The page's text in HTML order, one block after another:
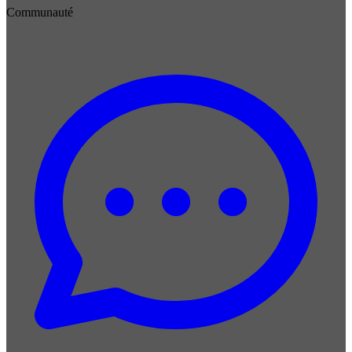
Communauté